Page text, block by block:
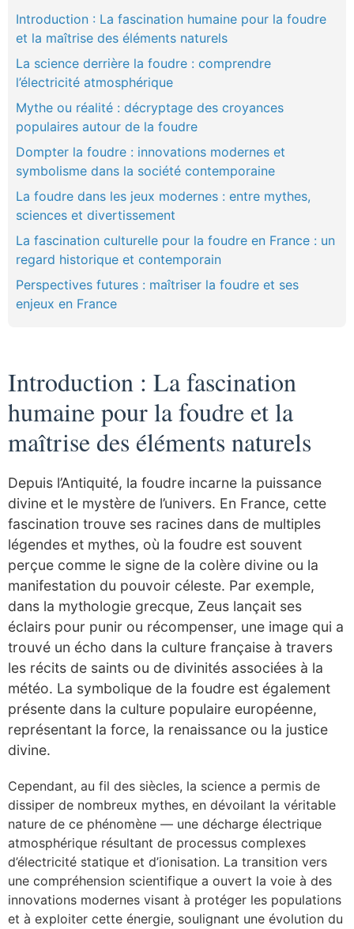
Introduction : La fascination humaine pour la foudre
et la maîtrise des éléments naturels
La science derrière la foudre : comprendre
l’électricité atmosphérique
Mythe ou réalité : décryptage des croyances
populaires autour de la foudre
Dompter la foudre : innovations modernes et
symbolisme dans la société contemporaine
La foudre dans les jeux modernes : entre mythes,
sciences et divertissement
La fascination culturelle pour la foudre en France : un
regard historique et contemporain
Perspectives futures : maîtriser la foudre et ses
enjeux en France
Introduction : La fascination
humaine pour la foudre et la
maîtrise des éléments naturels
Depuis l’Antiquité, la foudre incarne la puissance
divine et le mystère de l’univers. En France, cette
fascination trouve ses racines dans de multiples
légendes et mythes, où la foudre est souvent
perçue comme le signe de la colère divine ou la
manifestation du pouvoir céleste. Par exemple,
dans la mythologie grecque, Zeus lançait ses
éclairs pour punir ou récompenser, une image qui a
trouvé un écho dans la culture française à travers
les récits de saints ou de divinités associées à la
météo. La symbolique de la foudre est également
présente dans la culture populaire européenne,
représentant la force, la renaissance ou la justice
divine.
Cependant, au fil des siècles, la science a permis de
dissiper de nombreux mythes, en dévoilant la véritable
nature de ce phénomène — une décharge électrique
atmosphérique résultant de processus complexes
d’électricité statique et d’ionisation. La transition vers
une compréhension scientifique a ouvert la voie à des
innovations modernes visant à protéger les populations
et à exploiter cette énergie, soulignant une évolution du